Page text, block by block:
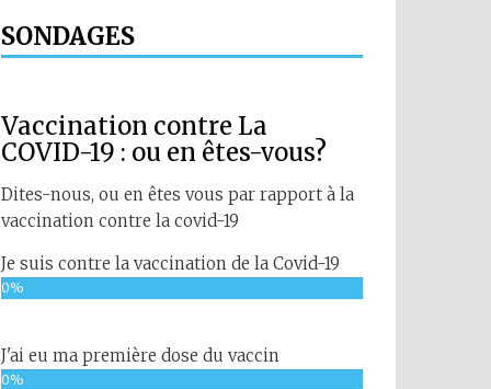
SONDAGES
Vaccination contre La
COVID-19 : ou en êtes-vous?
Dites-nous, ou en êtes vous par rapport à la
vaccination contre la covid-19
Je suis contre la vaccination de la Covid-19
0%
J'ai eu ma première dose du vaccin
0%